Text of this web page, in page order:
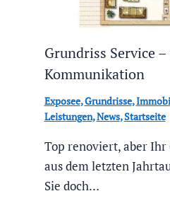
Grundriss Service
Kommunikation
Exposee,Grundrisse,
Leistungen,News,Startseite
Top renoviert, aber Ihr
aus dem letzten
Sie doch…